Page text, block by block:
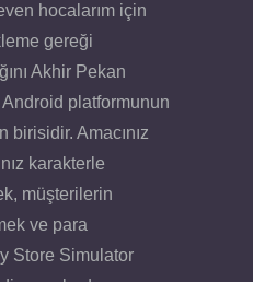
hocalarım için
gereği
Akhir Pekan
Android platformunun
birisidir. Amacınız
karakterle
müşterilerin
ve para
Store Simulator